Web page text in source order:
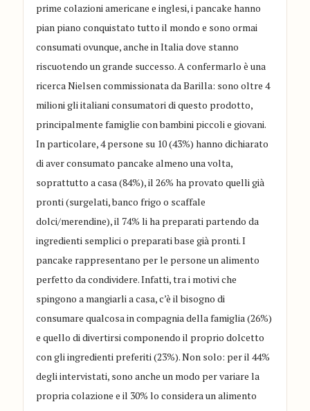
prime colazioni americane e inglesi, i pancake hanno
pian piano conquistato tutto il mondo e sono ormai
consumati ovunque, anche in Italia dove stanno
riscuotendo un grande successo. A confermarlo è una
ricerca Nielsen commissionata da Barilla: sono oltre 4
milioni gli italiani consumatori di questo prodotto,
principalmente famiglie con bambini piccoli e giovani.
In particolare, 4 persone su 10 (43%) hanno dichiarato
di aver consumato pancake almeno una volta,
soprattutto a casa (84%), il 26% ha provato quelli già
pronti (surgelati, banco frigo o scaffale
dolci/merendine), il 74% li ha preparati partendo da
ingredienti semplici o preparati base già pronti. I
pancake rappresentano per le persone un alimento
perfetto da condividere. Infatti, tra i motivi che
spingono a mangiarli a casa, c’è il bisogno di
consumare qualcosa in compagnia della famiglia (26%)
e quello di divertirsi componendo il proprio dolcetto
con gli ingredienti preferiti (23%). Non solo: per il 44%
degli intervistati, sono anche un modo per variare la
propria colazione e il 30% lo considera un alimento